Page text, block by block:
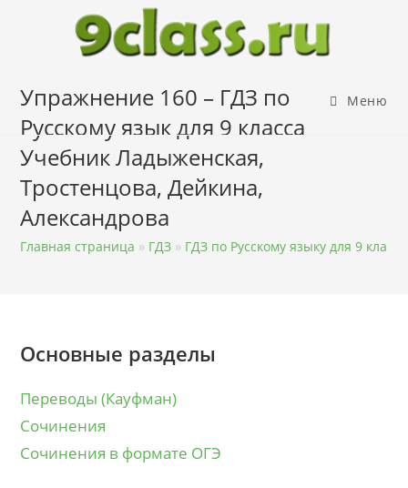
содержимому
Меню
Упражнение 160 – ГДЗ по
Русскому язык для 9 класса
Учебник Ладыженская,
Тростенцова, Дейкина,
Александрова
Главная страница » ГДЗ » ГДЗ по Русскому языку для 9 класса
Основные разделы
Переводы (Кауфман)
Сочинения
Сочинения в формате ОГЭ